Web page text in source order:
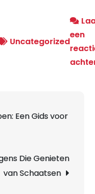
Uncategorized
een
Een Gids voor
Die Genieten
van Schaatsen